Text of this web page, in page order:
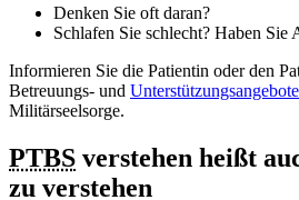
Denken Sie oft daran?
Schlafen Sie schlecht? Haben Sie
Informieren Sie die Patientin oder den
Betreuungs- und
Militärseelsorge.
PTBS verstehen heißt
zu verstehen